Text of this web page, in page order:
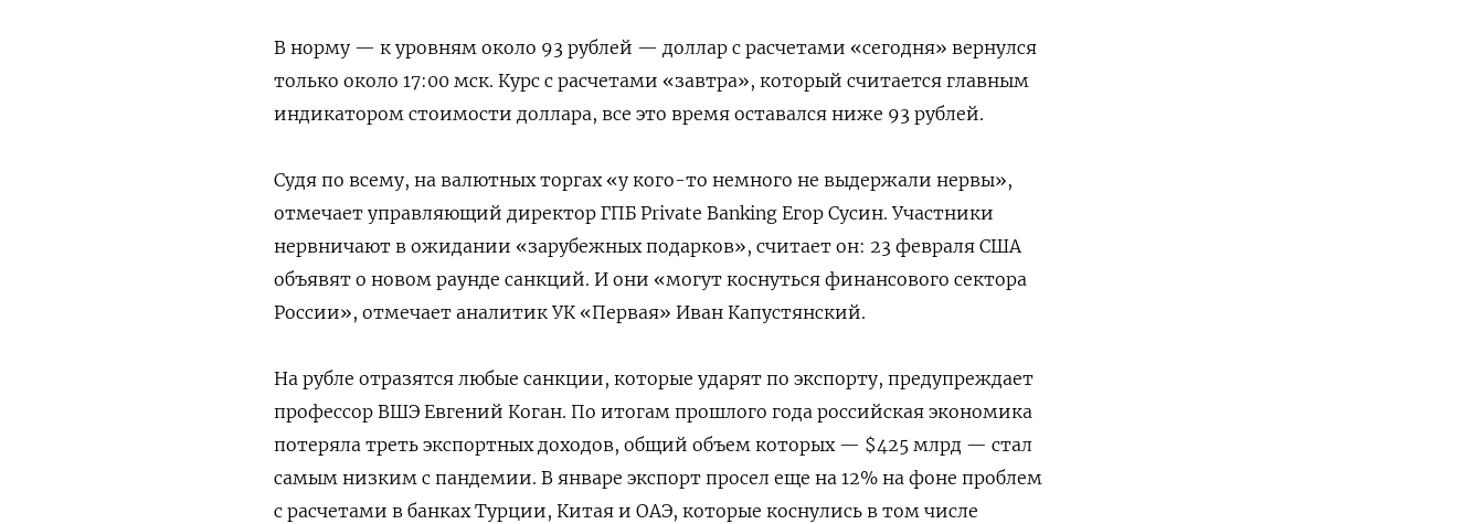
В норму — к уровням около 93 рублей — доллар с расчетами «сегодня» вернулся
только около 17:00 мск. Курс с расчетами «завтра», который считается главным
индикатором стоимости доллара, все это время оставался ниже 93 рублей.
Судя по всему, на валютных торгах «у кого-то немного не выдержали нервы»,
отмечает управляющий директор ГПБ Private Banking Егор Сусин. Участники
нервничают в ожидании «зарубежных подарков», считает он: 23 февраля США
объявят о новом раунде санкций. И они «могут коснуться финансового сектора
России», отмечает аналитик УК «Первая» Иван Капустянский.
На рубле отразятся любые санкции, которые ударят по экспорту, предупреждает
профессор ВШЭ Евгений Коган. По итогам прошлого года российская экономика
потеряла треть экспортных доходов, общий объем которых — $425 млрд — стал
самым низким с пандемии. В январе экспорт просел еще на 12% на фоне проблем
с расчетами в банках Турции, Китая и ОАЭ, которые коснулись в том числе